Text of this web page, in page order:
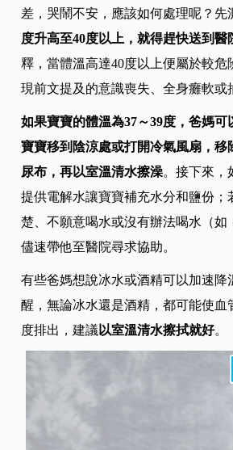
差，哭鬧不安，應該如何處理呢？先
度升高至40度以上，就得趕快送到醫
釋，當體溫高達40度以上便屬於較危
現前文提及的意識喪失、全身癱軟或
如果寶寶的體溫為37～39度，爸媽
寶寶移到陰涼處或打開冷氣風扇，移
尿布，再以室溫清水擦澡。接下來，
提供電解水讓寶寶補充水分和鹽份；
楚、不願意喝水或沒有辦法喝水（如
儘速帶他至醫院尋求協助。
有些爸媽想說冰水或酒精可以加速降
醒，無論冰水還是酒精，都可能使血
度排出，建議以室溫清水擦拭就好。